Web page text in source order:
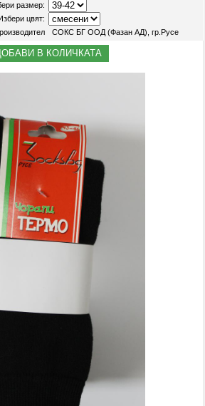
размер:
цвят:
СОКС БГ ООД (Фазан АД), гр.Русе